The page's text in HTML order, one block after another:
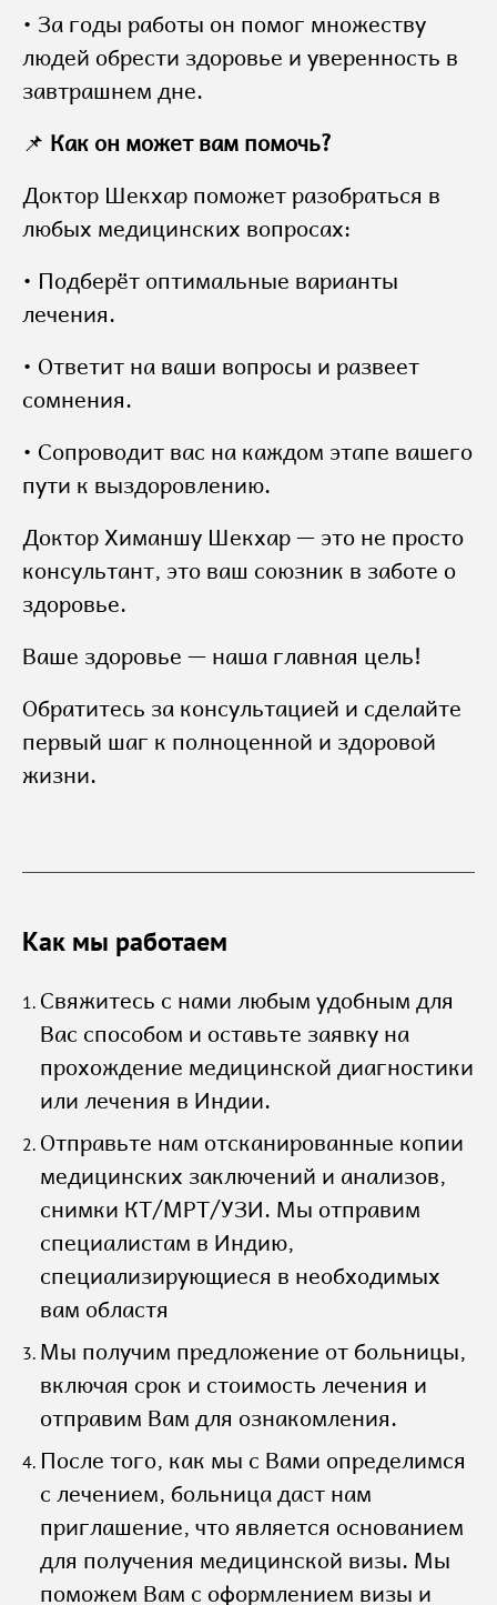
• За годы работы он помог множеству
людей обрести здоровье и уверенность в
завтрашнем дне.
📌 Как он может вам помочь?
Доктор Шекхар поможет разобраться в
любых медицинских вопросах:
• Подберёт оптимальные варианты
лечения.
• Ответит на ваши вопросы и развеет
сомнения.
• Сопроводит вас на каждом этапе вашего
пути к выздоровлению.
Доктор Химаншу Шекхар — это не просто
консультант, это ваш союзник в заботе о
здоровье.
Ваше здоровье — наша главная цель!
Обратитесь за консультацией и сделайте
первый шаг к полноценной и здоровой
жизни.
Как мы работаем
Свяжитесь с нами любым удобным для
Вас способом и оставьте заявку на
прохождение медицинской диагностики
или лечения в Индии.
Отправьте нам отсканированные копии
медицинских заключений и анализов,
снимки КТ/МРТ/УЗИ. Мы отправим
специалистам в Индию,
специализирующиеся в необходимых
вам областя
Мы получим предложение от больницы,
включая срок и стоимость лечения и
отправим Вам для ознакомления.
После того, как мы с Вами определимся
с лечением, больница даст нам
приглашение, что является основанием
для получения медицинской визы. Мы
поможем Вам с оформлением визы и